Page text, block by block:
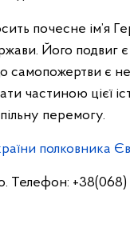
почесне ім’я
Його
до самопожертви
частиною цієї
перемогу.
полковника
Телефон: